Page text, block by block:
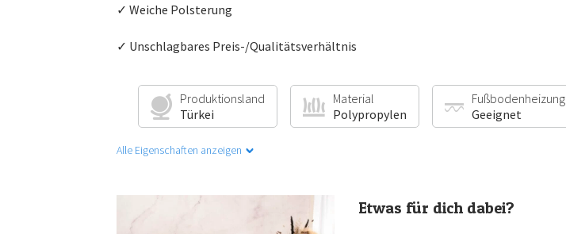
✓ Weiche Polsterung
✓ Unschlagbares Preis-/Qualitätsverhältnis
Produktionsland
Türkei
Material
Polypropylen
Fußbodenheizung
Geeignet
Alle Eigenschaften anzeigen
Etwas für dich dabei?